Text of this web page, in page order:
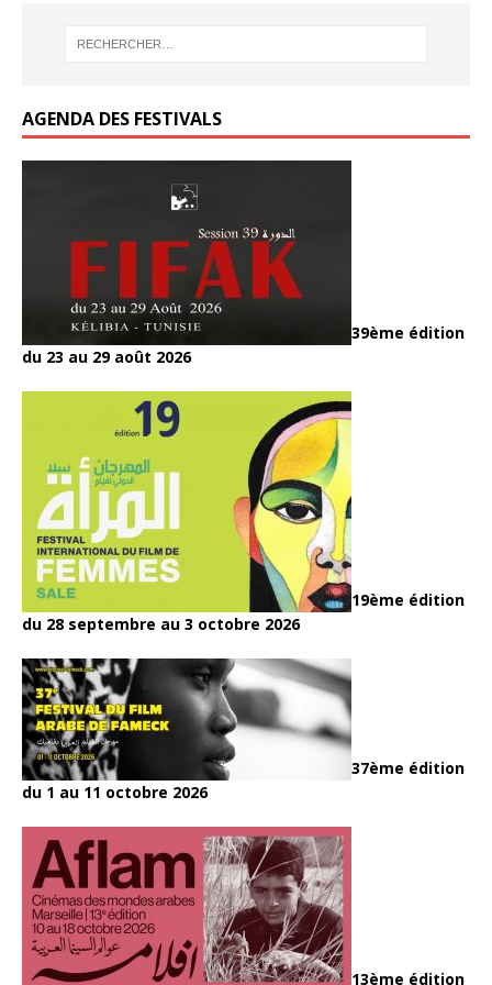
AGENDA DES FESTIVALS
39ème édition
du 23 au 29 août 2026
19ème édition
du 28 septembre au 3 octobre 2026
37ème édition
du 1 au 11 octobre 2026
13ème édition